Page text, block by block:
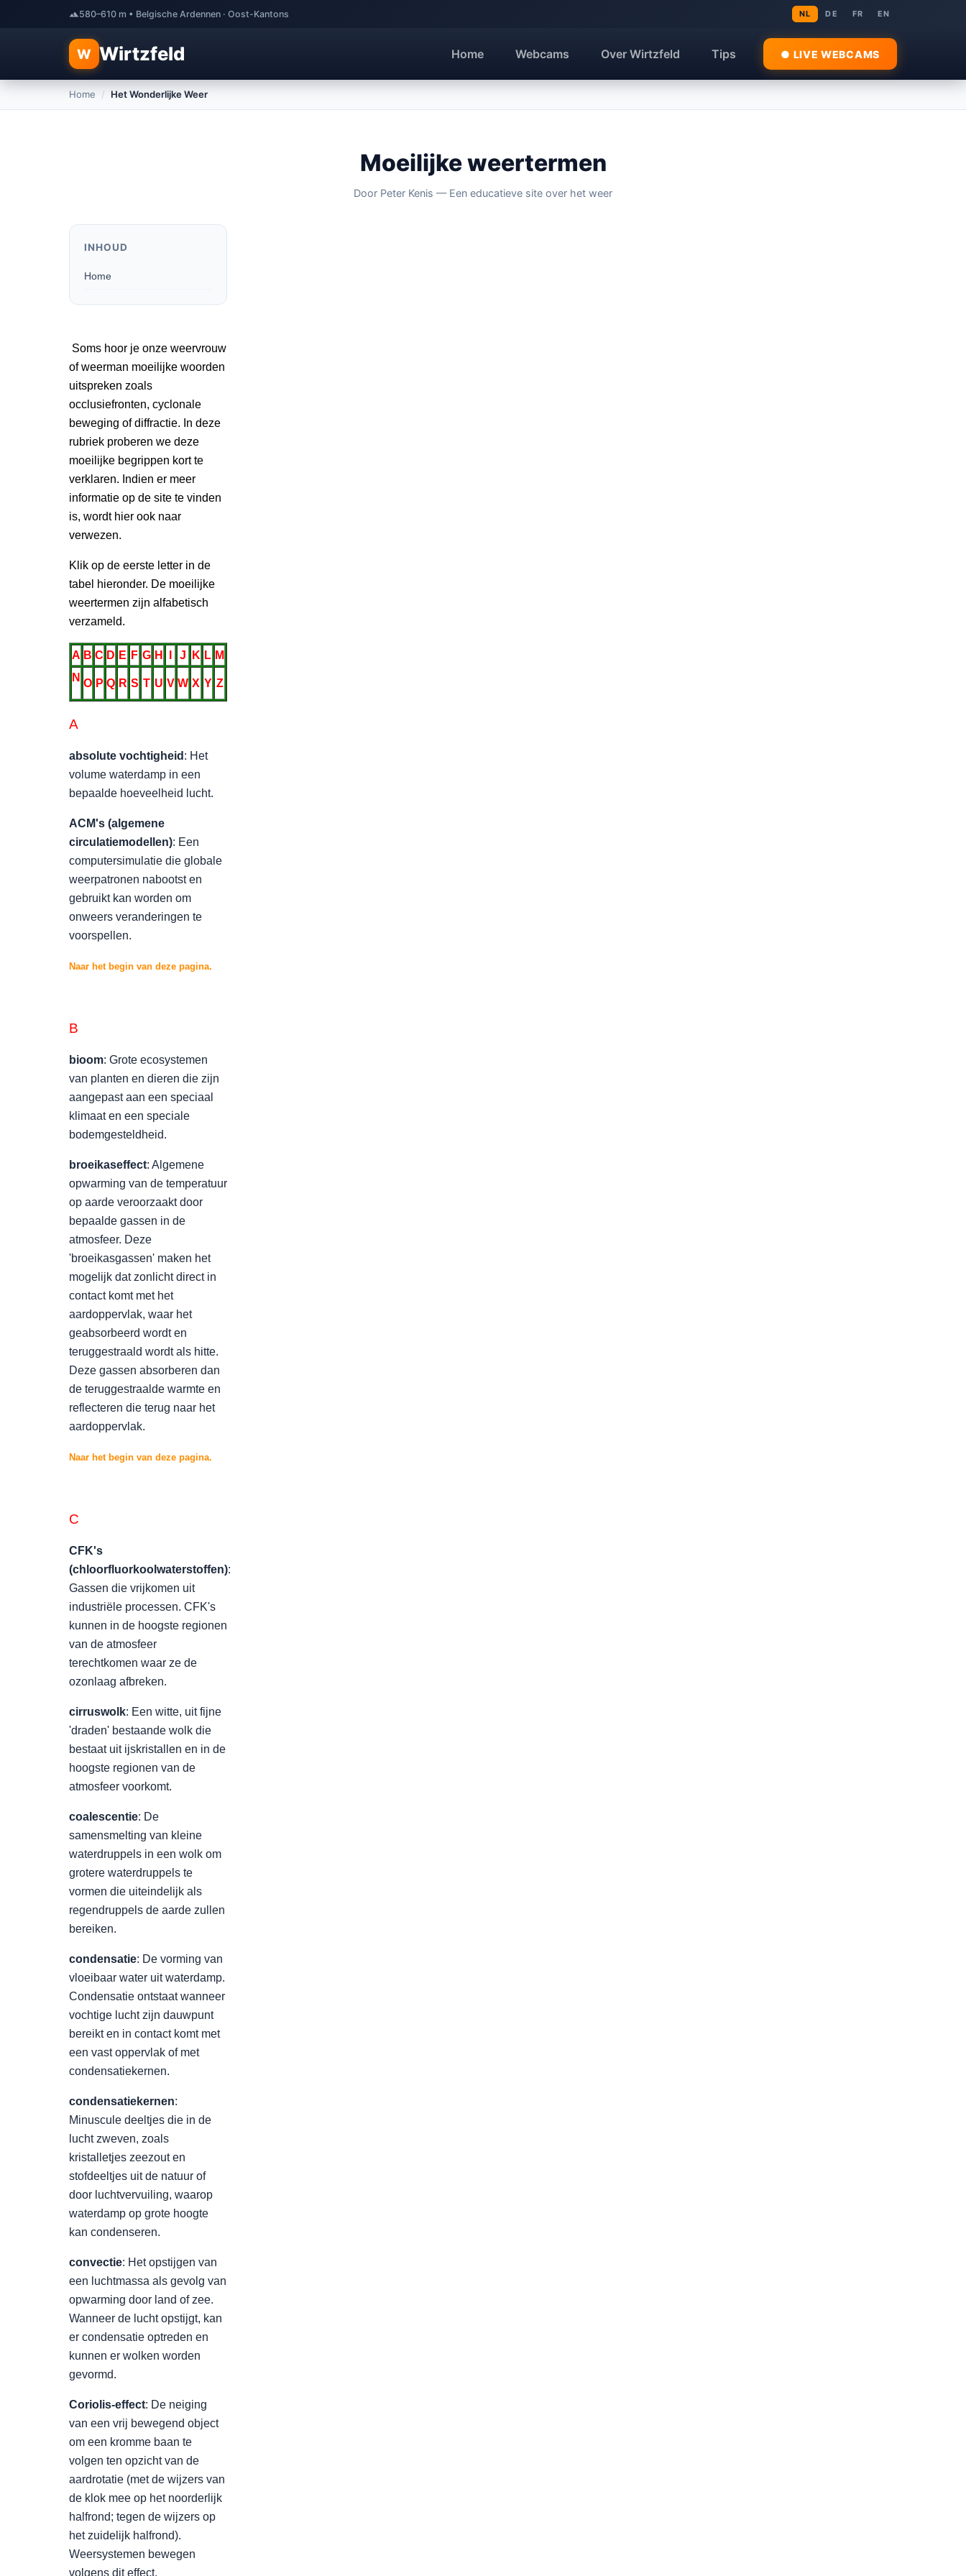
580–610 m • Belgische Ardennen · Oost-Kantons NL DE FR EN
W Wirtzfeld Home Webcams Over Wirtzfeld Tips ● LIVE WEBCAMS
Home / Het Wonderlijke Weer
Moeilijke weertermen
Door Peter Kenis — Een educatieve site over het weer
INHOUD
Home
Soms hoor je onze weervrouw
of weerman moeilijke woorden
uitspreken zoals
occlusiefronten, cyclonale
beweging of diffractie. In deze
rubriek proberen we deze
moeilijke begrippen kort te
verklaren. Indien er meer
informatie op de site te vinden
is, wordt hier ook naar
verwezen.
Klik op de eerste letter in de
tabel hieronder. De moeilijke
weertermen zijn alfabetisch
verzameld.
A B C D E F G H J K L M
N O P Q R S T U V W X Y Z
A
absolute vochtigheid : Het
volume waterdamp in een
bepaalde hoeveelheid lucht.
ACM's (algemene
circulatiemodellen): Een
computersimulatie die globale
weerpatronen nabootst en
gebruikt kan worden om
onweers veranderingen te
voorspellen.
Naar het begin van deze pagina.
B
bioom: Grote ecosystemen
van planten en dieren die zijn
aangepast aan een speciaal
klimaat en een speciale
bodemgesteldheid.
broeikaseffect: Algemene
opwarming van de temperatuur
op aarde veroorzaakt door
bepaalde gassen in de
atmosfeer. Deze
'broeikasgassen' maken het
mogelijk dat zonlicht direct in
contact komt met het
aardoppervlak, waar het
geabsorbeerd wordt en
teruggestraald wordt als hitte.
Deze gassen absorberen dan
de teruggestraalde warmte en
reflecteren die terug naar het
aardoppervlak.
Naar het begin van deze pagina.
C
CFK's
(chloorfluorkoolwaterstoffen):
Gassen die vrijkomen uit
industriële processen. CFK's
kunnen in de hoogste regionen
van de atmosfeer
terechtkomen waar ze de
ozonlaag afbreken.
cirruswolk: Een witte, uit fijne
'draden' bestaande wolk die
bestaat uit ijskristallen en in de
hoogste regionen van de
atmosfeer voorkomt.
coalescentie: De
samensmelting van kleine
waterdruppels in een wolk om
grotere waterdruppels te
vormen die uiteindelijk als
regendruppels de aarde zullen
bereiken.
condensatie: De vorming van
vloeibaar water uit waterdamp.
Condensatie ontstaat wanneer
vochtige lucht zijn dauwpunt
bereikt en in contact komt met
een vast oppervlak of met
condensatiekernen.
condensatiekernen:
Minuscule deeltjes die in de
lucht zweven, zoals
kristalletjes zeezout en
stofdeeltjes uit de natuur of
door luchtvervuiling, waarop
waterdamp op grote hoogte
kan condenseren.
convectie: Het opstijgen van
een luchtmassa als gevolg van
opwarming door land of zee.
Wanneer de lucht opstijgt, kan
er condensatie optreden en
kunnen er wolken worden
gevormd.
Coriolis-effect: De neiging
van een vrij bewegend object
om een kromme baan te
volgen ten opzicht van de
aardrotatie (met de wijzers van
de klok mee op het noorderlijk
halfrond; tegen de wijzers op
het zuidelijk halfrond).
Weersystemen bewegen
volgens dit effect.